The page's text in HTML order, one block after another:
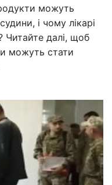
можуть
і чому лікарі
Читайте далі, щоб
можуть стати